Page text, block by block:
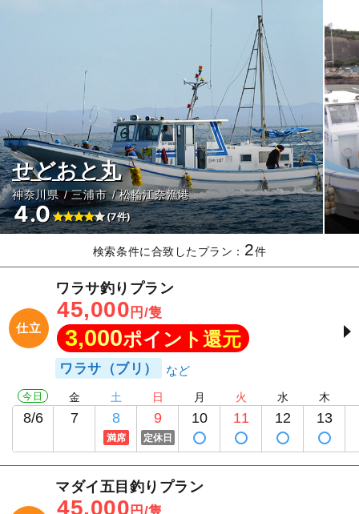
せどおと丸
神奈川県 三浦市 松輪江奈漁港
4.0 (7件)
検索条件に合致したプラン： 2件
仕立
ワラサ釣りプラン
45,000 円/隻
3,000ポイント還元
ワラサ（ブリ）
今日
8/6
金
7
土
8
満席
日
9
定休日
月
10
火
11
水
12
木
13
マダイ五目釣りプラン
45,000 円/隻